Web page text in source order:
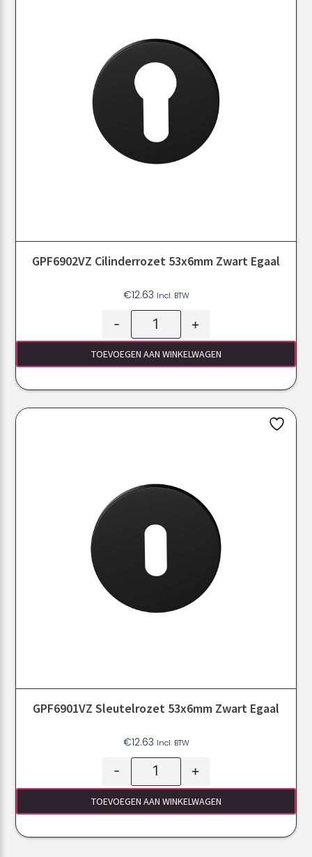
GPF6902VZ Cilinderrozet 53x6mm Zwart Egaal
€12.63 Incl. BTW
- +
TOEVOEGEN AAN WINKELWAGEN
GPF6901VZ Sleutelrozet 53x6mm Zwart Egaal
€12.63 Incl. BTW
- +
TOEVOEGEN AAN WINKELWAGEN